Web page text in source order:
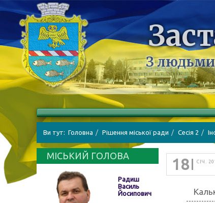
З людьми
Ви тут: Головна Рішення міської ради Сесія 2
МІСЬКИЙ ГОЛОВА
Радиш
Василь
Йосипович
18 СІЧ.